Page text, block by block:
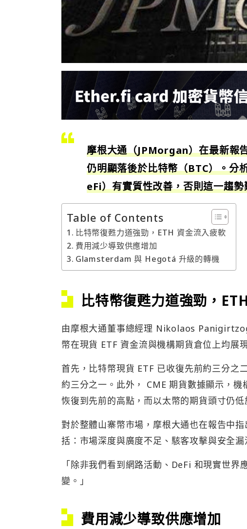
摩根大通（JPMorgan）在最新報
仍明顯落後於比特幣（BTC）。分
eFi）有實質性改善，否則這一趨
Table of Contents
比特幣復甦力道強勁，ETH 資金流入疲軟
費用減少導致供應增加
Glamsterdam 與 Hegotá 升級的轉機
比特幣復甦力道強勁，
由摩根大通董事總經理 Nikolaos
幣在現貨 ETF 資金流與機構期貨倉位上均展
首先，比特幣現貨 ETF 已收復先前約三分之
約三分之一。此外， CME 期貨數據顯示，
恢復到先前的高點，而以太幣的期貨頭寸仍低
對於整體山寨幣市場，摩根大通也在報告中
括：市場深度與廣度不足、駭客攻擊與安全
「除非我們看到網路活動、DeFi 和現實世
變。」
費用減少導致供應增加